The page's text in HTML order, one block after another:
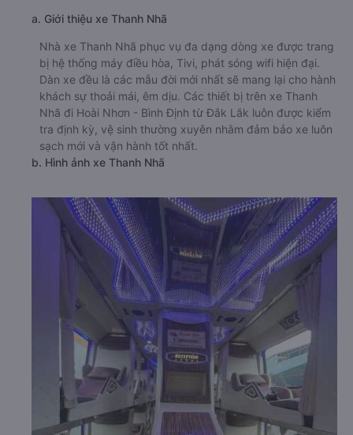
a. Giới thiệu xe Thanh Nhã
Nhà xe Thanh Nhã phục vụ đa dạng dòng xe được trang
bị hệ thống máy điều hòa, Tivi, phát sóng wifi hiện đại.
Dàn xe đều là các mẫu đời mới nhất sẽ mang lại cho hành
khách sự thoải mái, êm dịu. Các thiết bị trên xe Thanh
Nhã đi Hoài Nhơn - Bình Định từ Đắk Lắk luôn được kiểm
tra định kỳ, vệ sinh thường xuyên nhằm đảm bảo xe luôn
sạch mới và vận hành tốt nhất.
b. Hình ảnh xe Thanh Nhã